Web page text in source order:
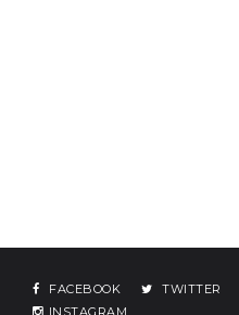
FACEBOOK TWITTER
INSTAGRAM